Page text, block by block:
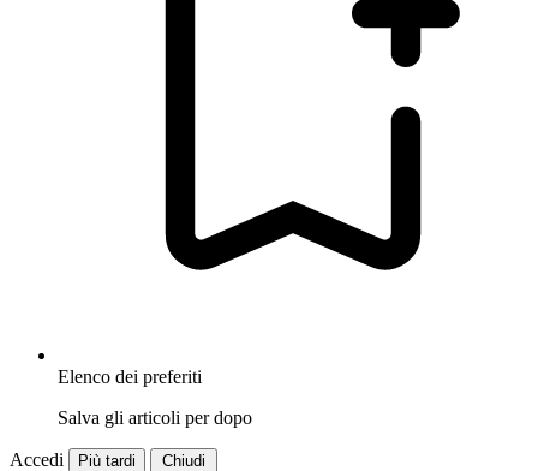
Elenco dei preferiti
Salva gli articoli per dopo
Accedi Più tardi Chiudi